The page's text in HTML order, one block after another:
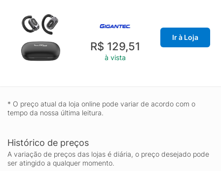
R$ 129,51
à vista
Ir à Loja
* O preço atual da loja online pode variar de acordo com o
tempo da nossa última leitura.
Histórico de preços
A variação de preços das lojas é diária, o preço desejado pode
ser atingido a qualquer momento.